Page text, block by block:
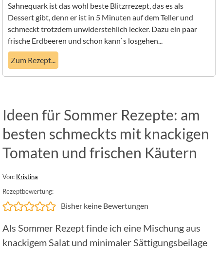
Sahnequark ist das wohl beste Blitzrrezept, das es als
Dessert gibt, denn er ist in 5 Minuten auf dem Teller und
schmeckt trotzdem unwiderstehlich lecker. Dazu ein paar
frische Erdbeeren und schon kann`s losgehen...
Zum Rezept...
Ideen für Sommer Rezepte: am
besten schmeckts mit knackigen
Tomaten und frischen Käutern
Von: Kristina
Rezeptbewertung:
Bisher keine Bewertungen
Als Sommer Rezept finde ich eine Mischung aus
knackigem Salat und minimaler Sättigungsbeilage